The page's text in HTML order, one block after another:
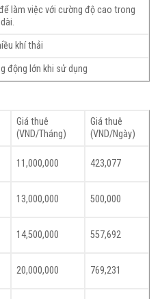
làm việc với cường độ cao trong
khí thải
động lớn khi sử dụng
Giá thuê
(VND/Tháng)
Giá thuê
(VND/Ngày)
11,000,000 423,077
13,000,000 500,000
14,500,000 557,692
20,000,000 769,231